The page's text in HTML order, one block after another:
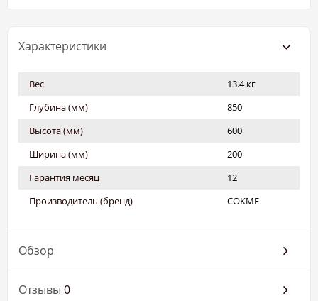
Характеристики
Вес
13.4 кг
Глубина (мм)
850
Высота (мм)
600
Ширина (мм)
200
Гарантия месяц
12
Производитель (бренд)
СОКМЕ
Обзор
Отзывы 0